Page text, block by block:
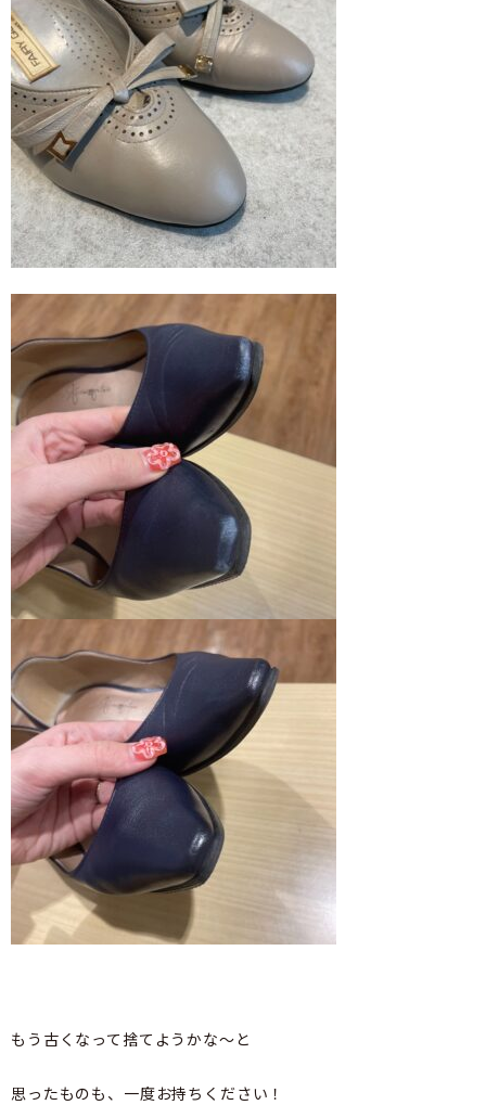
もう古くなって捨てようかな～と
思ったものも、一度お持ちください！